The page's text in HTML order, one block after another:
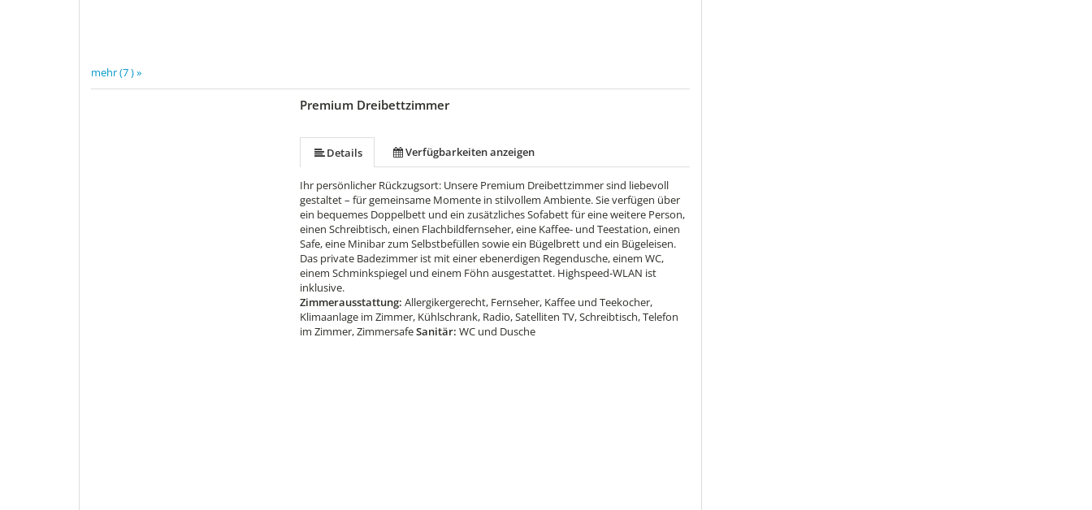
mehr (7 ) »
Premium Dreibettzimmer
Details Verfügbarkeiten anzeigen
Ihr persönlicher Rückzugsort: Unsere Premium Dreibettzimmer sind liebevoll
gestaltet – für gemeinsame Momente in stilvollem Ambiente. Sie verfügen über
ein bequemes Doppelbett und ein zusätzliches Sofabett für eine weitere Person,
einen Schreibtisch, einen Flachbildfernseher, eine Kaffee- und Teestation, einen
Safe, eine Minibar zum Selbstbefüllen sowie ein Bügelbrett und ein Bügeleisen.
Das private Badezimmer ist mit einer ebenerdigen Regendusche, einem WC,
einem Schminkspiegel und einem Föhn ausgestattet. Highspeed-WLAN ist
inklusive.
Zimmerausstattung:Allergikergerecht, Fernseher, Kaffee und Teekocher,
Klimaanlage im Zimmer, Kühlschrank, Radio, Satelliten TV, Schreibtisch, Telefon
im Zimmer, ZimmersafeSanitär:WC und Dusche